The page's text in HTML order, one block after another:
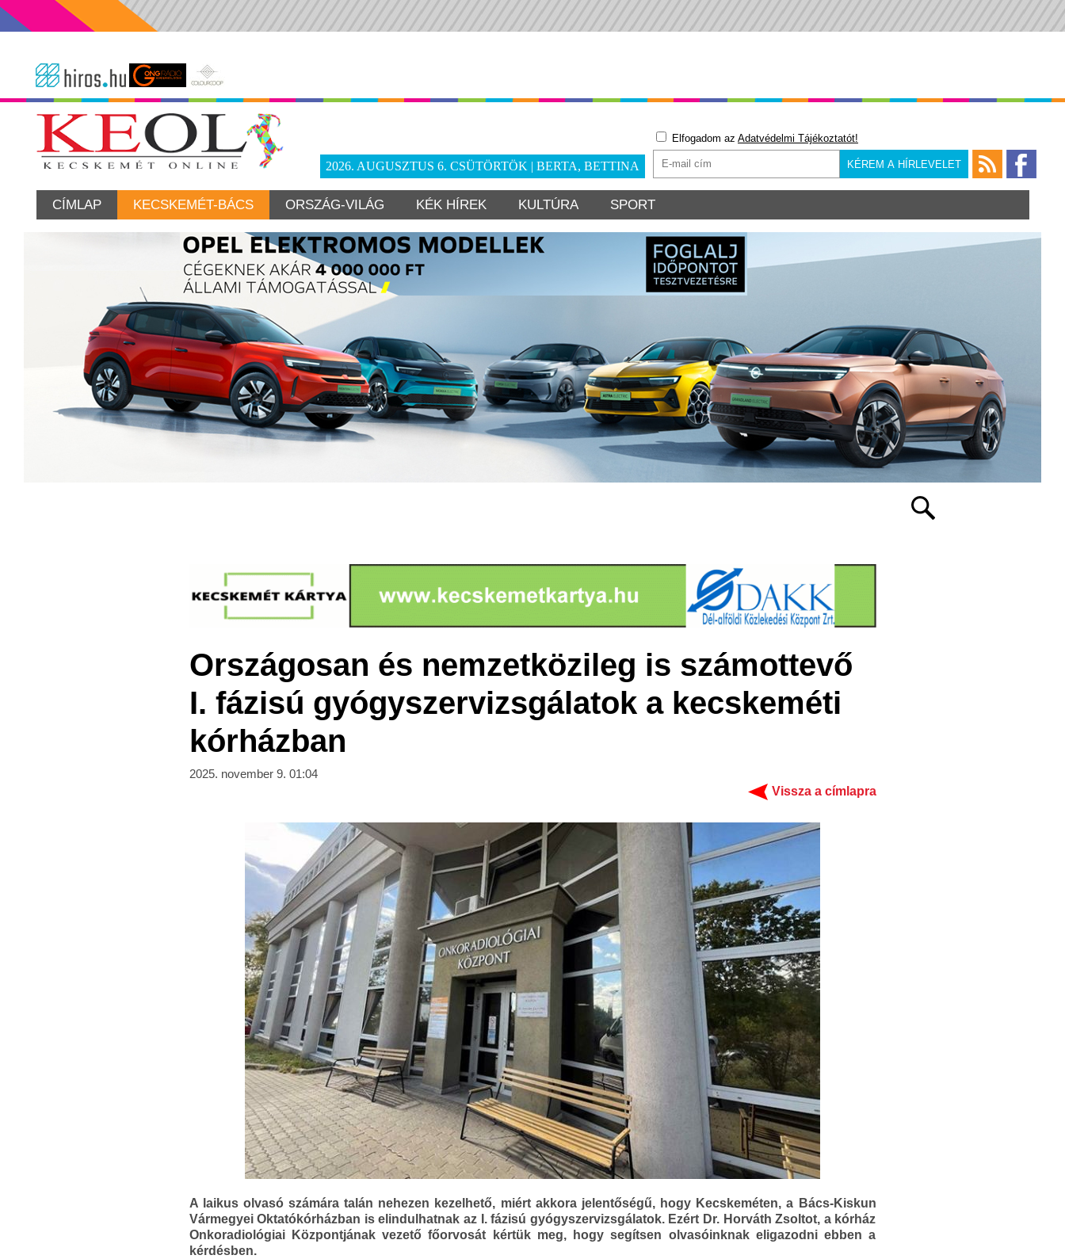
2026. AUGUSZTUS 6. CSÜTÖRTÖK | BERTA, BETTINA
Elfogadom az Adatvédelmi Tájékoztatót!
CÍMLAP KECSKEMÉT-BÁCS ORSZÁG-VILÁG KÉK HÍREK KULTÚRA SPORT
Országosan és nemzetközileg is számottevő
I. fázisú gyógyszervizsgálatok a kecskeméti
kórházban
2025. november 9. 01:04
Vissza a címlapra
A laikus olvasó számára talán nehezen kezelhető, miért akkora jelentőségű, hogy Kecskeméten, a Bács-Kiskun
Vármegyei Oktatókórházban is elindulhatnak az I. fázisú gyógyszervizsgálatok. Ezért Dr. Horváth Zsoltot, a kórház
Onkoradiológiai Központjának vezető főorvosát kértük meg, hogy segítsen olvasóinknak eligazodni ebben a
kérdésben.